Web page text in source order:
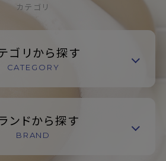
カテゴリ
ゴリから探す
CATEGORY
ンドから探す
BRAND